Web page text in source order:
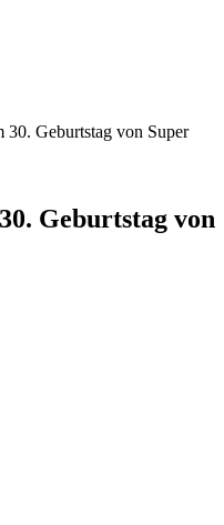
30. Geburtstag von Super
Geburtstag von